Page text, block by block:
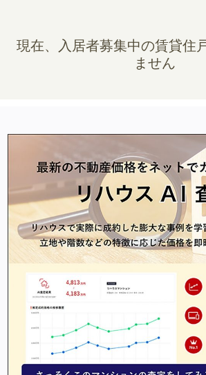
現在、入居者募集中の賃貸住
ません